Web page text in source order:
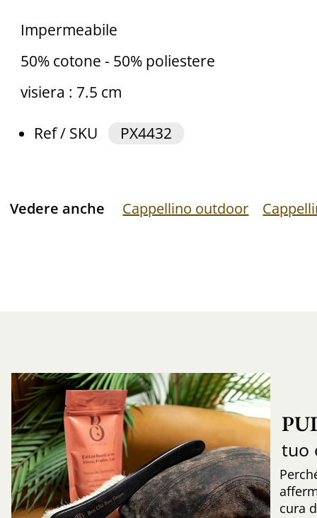
Impermeabile
50% cotone - 50% poliestere
visiera : 7.5 cm
Ref / SKU PX4432
Vedere anche Cappellino outdoor
tuo
cura